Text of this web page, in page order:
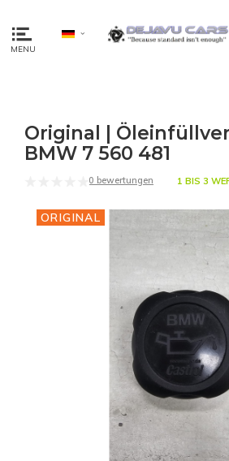
MENU
Original |
BMW 7 560 481
0 bewertungen 1 BIS 3
ORIGINAL